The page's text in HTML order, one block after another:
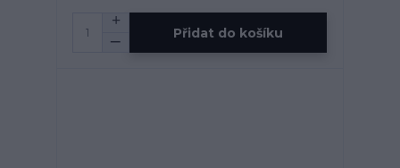
Přidat do košíku